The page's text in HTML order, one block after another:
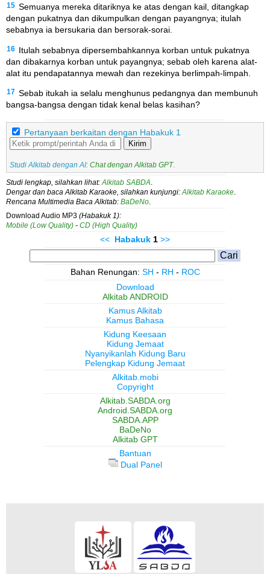
15 Semuanya mereka ditariknya ke atas dengan kail, ditangkap
dengan pukatnya dan dikumpulkan dengan payangnya; itulah
sebabnya ia bersukaria dan bersorak-sorai.
16 Itulah sebabnya dipersembahkannya korban untuk pukatnya
dan dibakarnya korban untuk payangnya; sebab oleh karena alat-
alat itu pendapatannya mewah dan rezekinya berlimpah-limpah.
17 Sebab itukah ia selalu menghunus pedangnya dan membunuh
bangsa-bangsa dengan tidak kenal belas kasihan?
Pertanyaan berkaitan dengan Habakuk 1
Kirim
Studi Alkitab dengan AI: Chat dengan Alkitab GPT.
Studi lengkap, silahkan lihat: Alkitab SABDA
Dengar dan baca Alkitab Karaoke, silahkan kunjungi: Alkitab Karaoke
Rencana Multimedia Baca Alkitab: BaDeNo
Download Audio MP3 (Habakuk 1):
Mobile (Low Quality) - CD (High Quality)
<< Habakuk 1 >>
Bahan Renungan: SH - RH - ROC
Download
Alkitab ANDROID
Kamus Alkitab
Kamus Bahasa
Kidung Keesaan
Kidung Jemaat
Nyanyikanlah Kidung Baru
Pelengkap Kidung Jemaat
Alkitab.mobi
Copyright
Alkitab.SABDA.org
Android.SABDA.org
SABDA.APP
BaDeNo
Alkitab GPT
Bantuan
Dual Panel